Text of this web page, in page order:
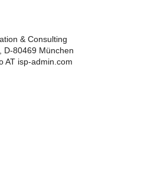
& Consulting
D-80469 München
AT isp-admin.com